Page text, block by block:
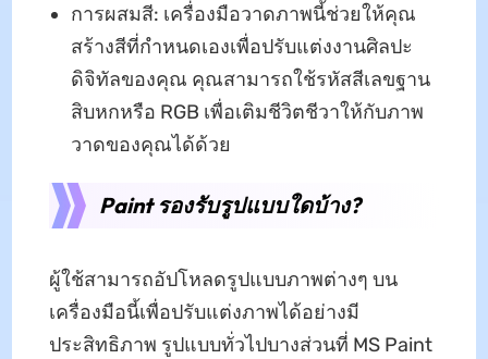
การผสมสี: เครื่องมือวาดภาพนี้ช่วยให้คุณ
สร้างสีที่กำหนดเองเพื่อปรับแต่งงานศิลปะ
ดิจิทัลของคุณ คุณสามารถใช้รหัสสีเลขฐาน
สิบหกหรือ RGB เพื่อเติมชีวิตชีวาให้กับภาพ
วาดของคุณได้ด้วย
Paint รองรับรูปแบบใดบ้าง?
ผู้ใช้สามารถอัปโหลดรูปแบบภาพต่างๆ บน
เครื่องมือนี้เพื่อปรับแต่งภาพได้อย่างมี
ประสิทธิภาพ รูปแบบทั่วไปบางส่วนที่ MS Paint